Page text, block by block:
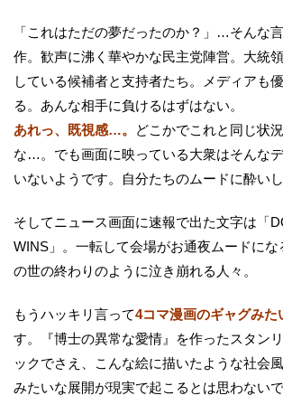
「これはただの夢だったのか？」…そんな
作。歓声に沸く華やかな民主党陣営。大統
している候補者と支持者たち。メディアも
る。あんな相手に負けるはずはない。
あれっ、既視感…。
どこかでこれと同じ状
な…。でも画面に映っている大衆はそんな
いないようです。自分たちのムードに酔いし
そしてニュース画面に速報で出た文字は「
WINS」。一転して会場がお通夜ムードにな
の世の終わりのように泣き崩れる人々。
もうハッキリ言って4コマ漫画のギャグみた
す。『博士の異常な愛情』を作ったスタン
ックでさえ、こんな絵に描いたような社会
みたいな展開が現実で起こるとは思わない